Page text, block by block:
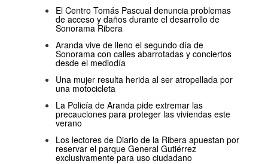
El Centro Tomás Pascual denuncia problemas
de acceso y daños durante el desarrollo de
Sonorama Ribera
Aranda vive de lleno el segundo día de
Sonorama con calles abarrotadas y conciertos
desde el mediodía
Una mujer resulta herida al ser atropellada por
una motocicleta
La Policía de Aranda pide extremar las
precauciones para proteger las viviendas este
verano
Los lectores de Diario de la Ribera apuestan por
reservar el parque General Gutiérrez
exclusivamente para uso ciudadano